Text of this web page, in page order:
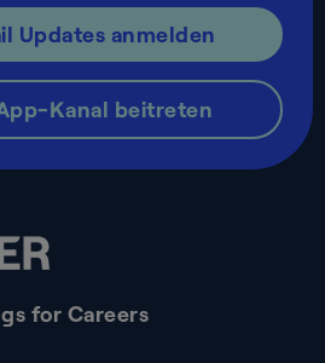
for Careers
Updates anmelden
Kanal beitreten